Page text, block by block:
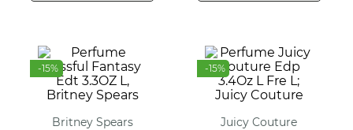
-15%
Britney Spears
-15%
Juicy Couture